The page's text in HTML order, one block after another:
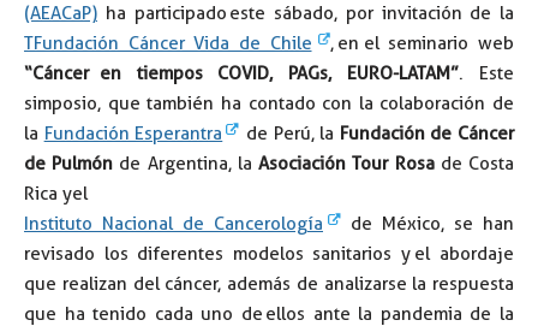
(AEACaP) ha participado este sábado, por invitación de la
TFundación Cáncer Vida de Chile
, en el seminario web
“Cáncer en tiempos COVID, PAGs, EURO-LATAM”. Este
simposio, que también ha contado con la colaboración de
la Fundación Esperantra de Perú, la Fundación de Cáncer
de Pulmón de Argentina, laAsociación Tour Rosade Costa
Rica y el
Instituto Nacional de Cancerología
de México, se han
revisado los diferentes modelos sanitarios y el abordaje
que realizan del cáncer, además de analizarse la respuesta
que ha tenido cada uno de ellos ante la pandemia de la